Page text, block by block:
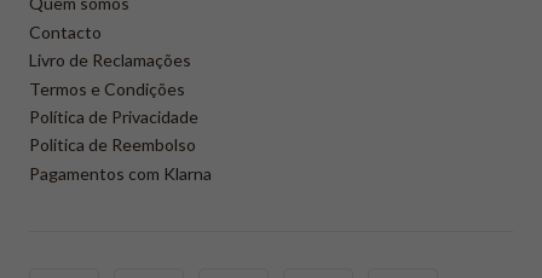
Contacto
Livro de Reclamações
Termos e Condições
Política de Privacidade
Politica de Reembolso
Pagamentos com Klarna